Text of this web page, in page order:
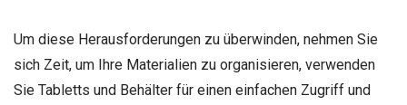
Um diese Herausforderungen zu überwinden, nehmen Sie
sich Zeit, um Ihre Materialien zu organisieren, verwenden
Sie Tabletts und Behälter für einen einfachen Zugriff und